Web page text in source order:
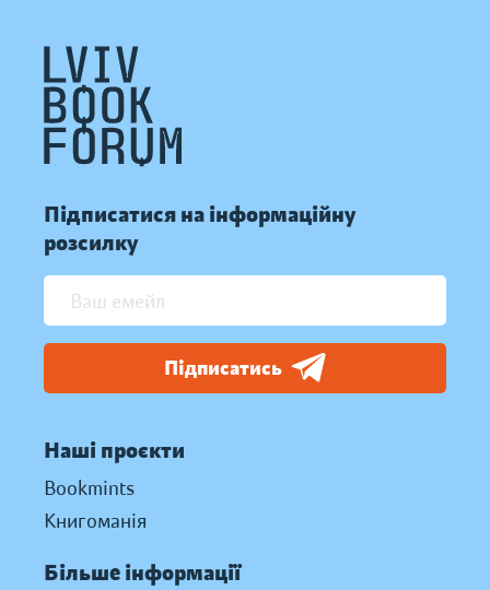
Підписатися на інформаційну
розсилку
Підписатись
Наші проєкти
Bookmints
Книгоманія
Більше інформації